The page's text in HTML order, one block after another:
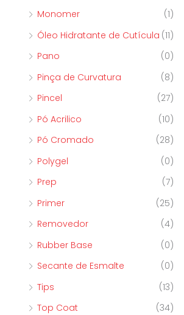
Monomer
(1)
Óleo Hidratante de Cutícula (11)
Pano
(0)
Pinça de Curvatura
(8)
Pincel
(27)
Pó Acrilico
(10)
Pó Cromado
(28)
Polygel
(0)
Prep
(7)
Primer
(25)
Removedor
(4)
Rubber Base
(0)
Secante de Esmalte
(0)
Tips
(13)
Top Coat
(34)